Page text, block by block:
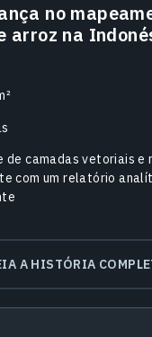
no
arroz na
de camadas vetoriais e
com um relatório
A HISTÓRIA